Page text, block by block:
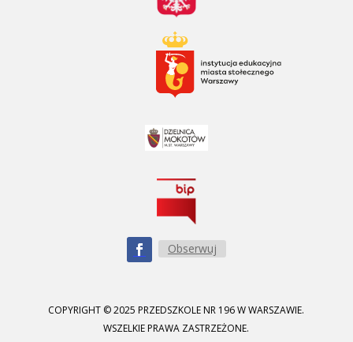
Obserwuj
COPYRIGHT © 2025 PRZEDSZKOLE NR 196 W WARSZAWIE.
WSZELKIE PRAWA ZASTRZEŻONE.